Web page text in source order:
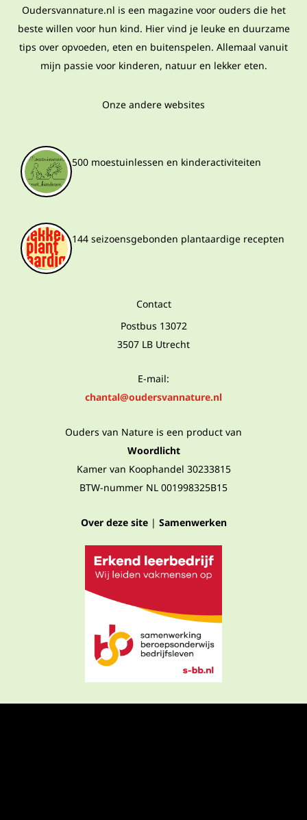
Oudersvannature.nl is een magazine voor ouders die het
beste willen voor hun kind. Hier vind je leuke en duurzame
tips over opvoeden, eten en buitenspelen. Allemaal vanuit
mijn passie voor kinderen, natuur en lekker eten.
Onze andere websites
500 moestuinlessen en kinderactiviteiten
144 seizoensgebonden plantaardige recepten
Contact
Postbus 13072
3507 LB Utrecht
E-mail:
chantal@oudersvannature.nl
Ouders van Nature is een product van
Woordlicht
Kamer van Koophandel 30233815
BTW-nummer NL 001998325B15
Over deze site| Samenwerken